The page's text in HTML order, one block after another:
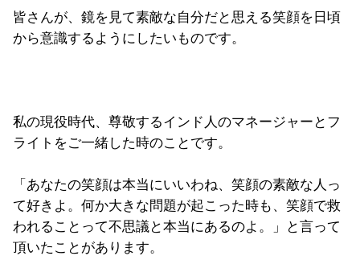
皆さんが、鏡を見て素敵な自分だと思える笑顔を日頃
から意識するようにしたいものです。
私の現役時代、尊敬するインド人のマネージャーとフ
ライトをご一緒した時のことです。
「あなたの笑顔は本当にいいわね、笑顔の素敵な人っ
て好きよ。何か大きな問題が起こった時も、笑顔で救
われることって不思議と本当にあるのよ。」と言って
頂いたことがあります。